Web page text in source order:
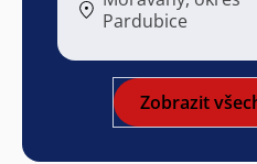
Pardubice
Zobrazit